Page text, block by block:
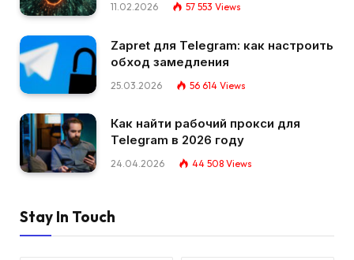
11.02.2026 57 553 Views
Zapret для Telegram: как настроить
обход замедления
25.03.2026 56 614 Views
Как найти рабочий прокси для
Telegram в 2026 году
24.04.2026 44 508 Views
Stay In Touch